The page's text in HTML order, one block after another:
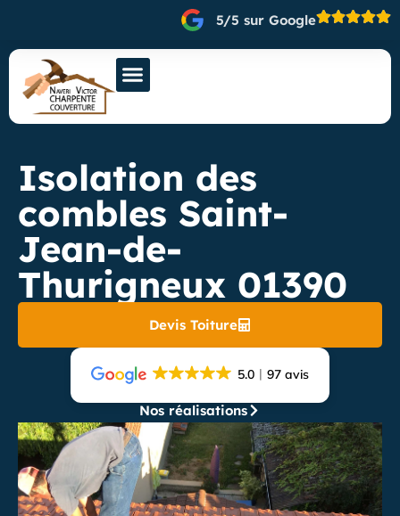
5/5 sur Google
Isolation des
combles Saint-
Jean-de-
Thurigneux 01390
Devis Toiture
5.0 97 avis
Nos réalisations